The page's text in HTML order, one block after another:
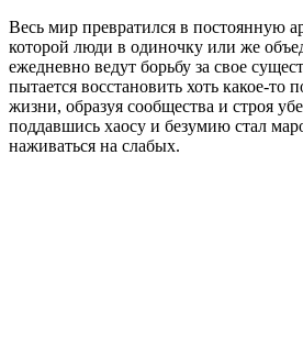
Весь мир превратился в постоянную
которой люди в одиночку или же
ежедневно ведут борьбу за свое
пытается восстановить хоть какое-то
жизни, образуя сообщества и строя
поддавшись хаосу и безумию стал
наживаться на слабых.